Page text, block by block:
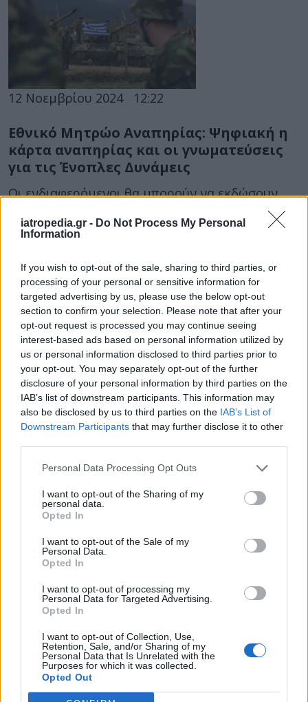
iatropedia.gr - Do Not Process My Personal
Information
If you wish to opt-out of the sale, sharing to third parties, or
processing of your personal or sensitive information for
targeted advertising by us, please use the below opt-out
section to confirm your selection. Please note that after your
opt-out request is processed you may continue seeing
interest-based ads based on personal information utilized by
us or personal information disclosed to third parties prior to
your opt-out. You may separately opt-out of the further
disclosure of your personal information by third parties on the
IAB’s list of downstream participants. This information may
also be disclosed by us to third parties on the IAB’s List of
Downstream Participants that may further disclose it to other
Personal Data Processing Opt Outs
I want to opt-out of the Sharing of my
personal data.
Opted In
I want to opt-out of the Sale of my
Personal Data.
Opted In
I want to opt-out of processing my
Personal Data for Targeted Advertising.
Opted In
I want to opt-out of Collection, Use,
Retention, Sale, and/or Sharing of my
Personal Data that Is Unrelated with the
Purposes for which it was collected.
Opted Out
12 Νοεμβρίου 2024 12:22
Εθνικό Μητρώο Αναπηρίας: Ψηφιακή η
κάρτα αναπηρίας και οι γνωματεύσεις
για τις Ένοπλες Δυνάμεις
Οι ενδιαφερόμενοι θα μπορούν να εκδώσουν
επίσης και να την προσθέσουν εύκολα και...
25 Οκτωβρίου 2024 10:05
Αρχίζει η λειτουργία Κέντρων
Εξυπηρέτησης ατόμων με αναπηρία στο
δήμο Θεσσαλονίκης
Τα κέντρα θα λειτουργούν κάθε Τρίτη, από τις
08 Οκτωβρίου 2024
Eurostat: 1 στους 3 πολίτες με αναπηρία
στην Ελλάδα δεν έχει πρόσβαση στην
υγεία